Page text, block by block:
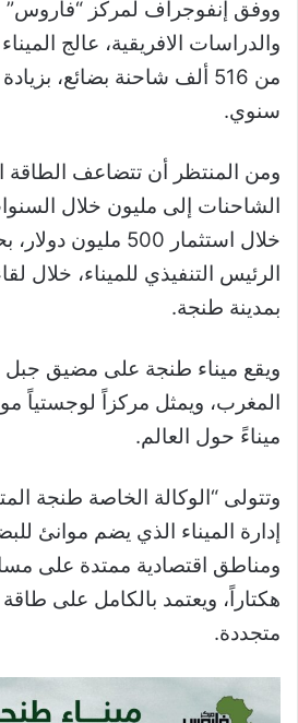
ووفق إنفوجراف لمركز “فاروس”
والدراسات الافريقية، عالج
سنوي.
ومن المنتظر أن تتضاعف الطاقة
الشاحنات إلى مليون خلال
خلال استثمار 500
الرئيس التنفيذي للميناء، خلال
بمدينة طنجة.
ويقع ميناء طنجة على مضيق
ميناءً حول العالم.
إدارة الميناء الذي يضم موانئ
هكتاراً، ويعتمد بالكامل على
متجددة.